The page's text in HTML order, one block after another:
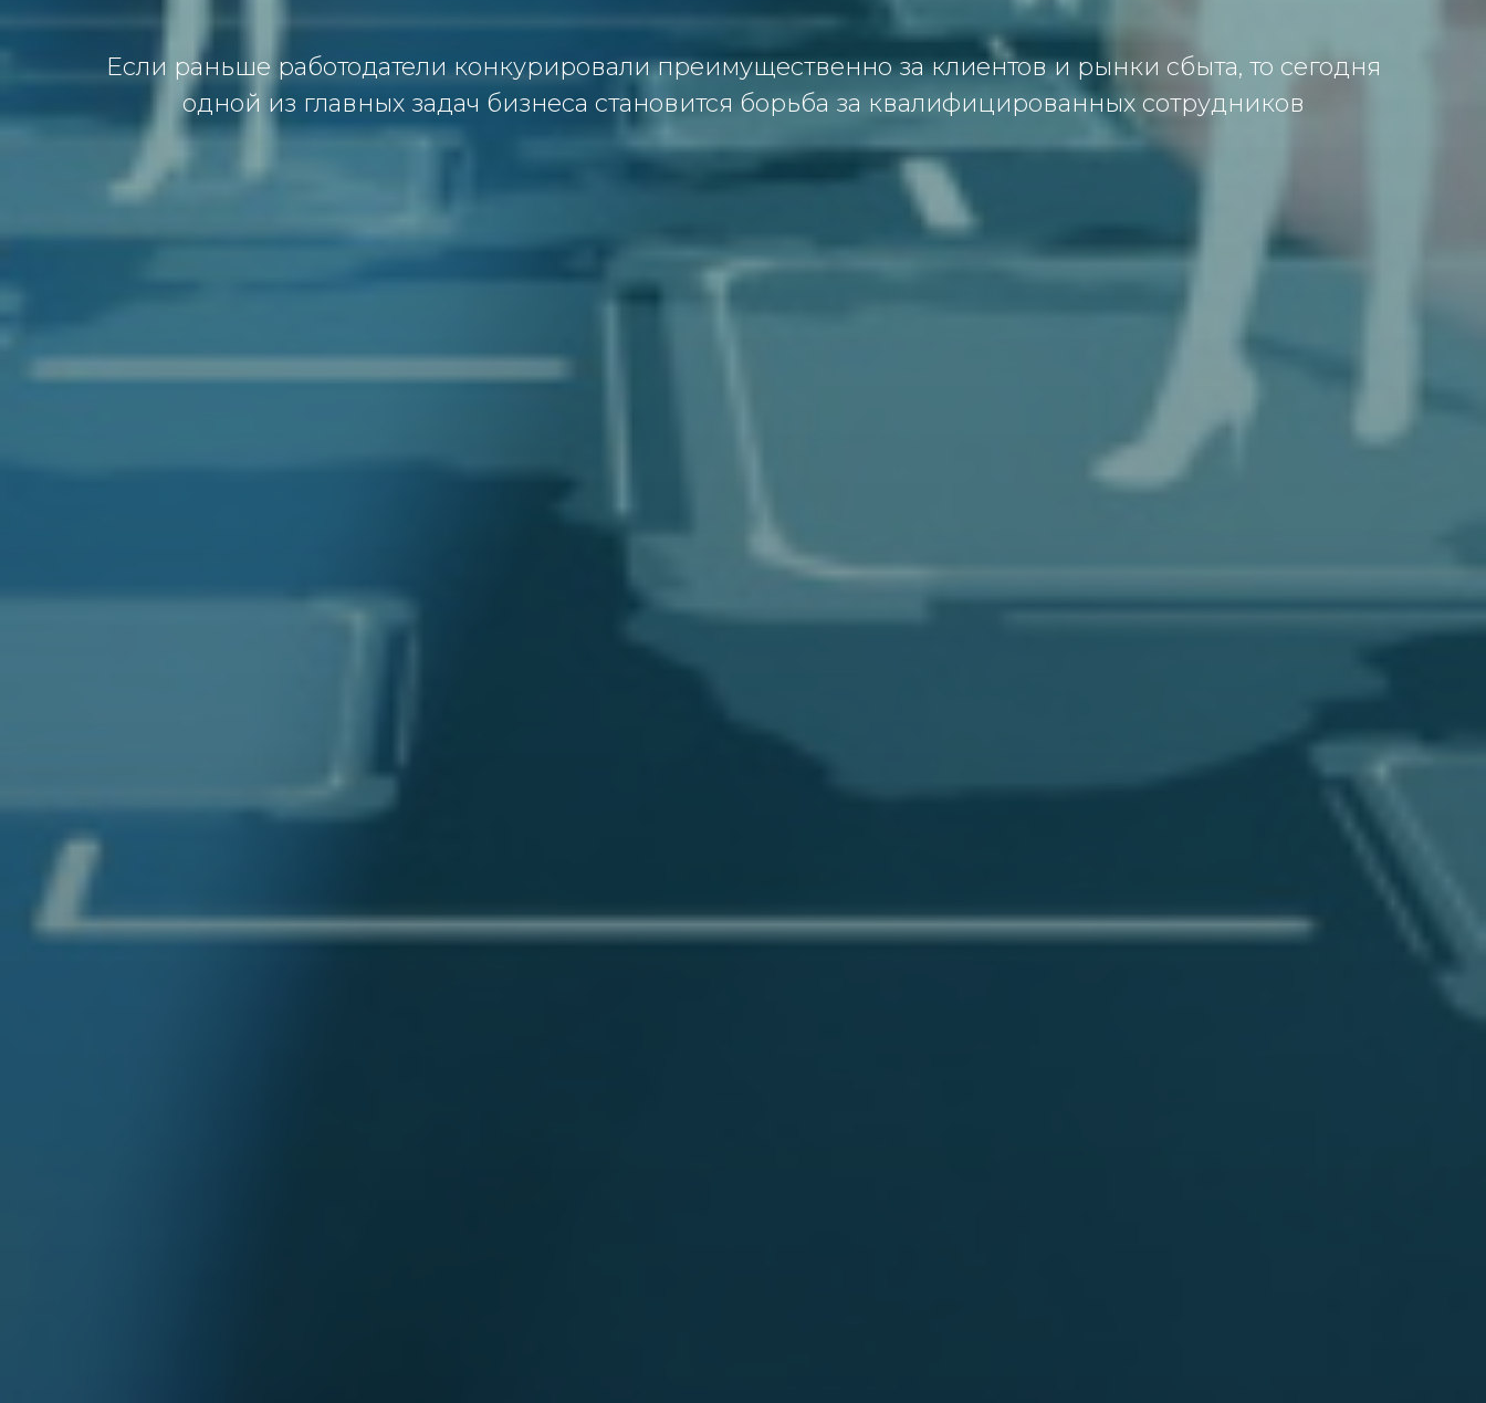
Если раньше работодатели конкурировали преимущественно за клиентов и рынки сбыта, то сегодня
одной из главных задач бизнеса становится борьба за квалифицированных сотрудников